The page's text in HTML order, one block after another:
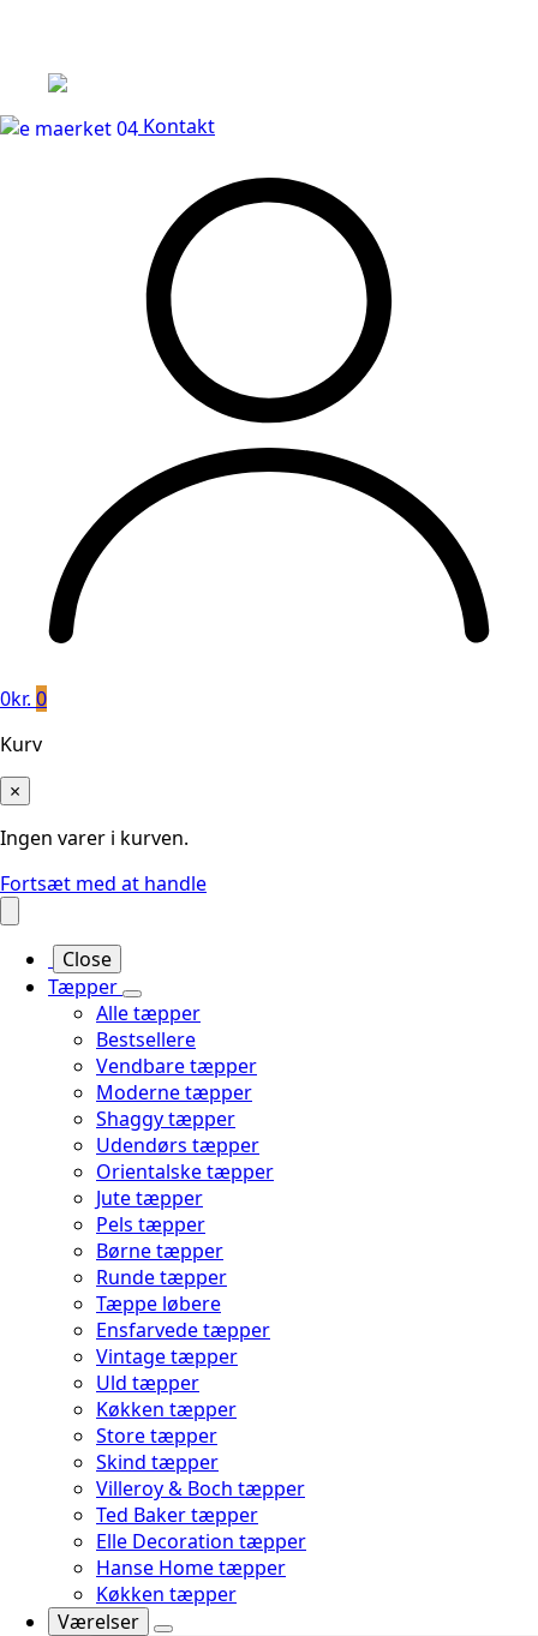
Kontakt
0kr. 0
Kurv
×
Ingen varer i kurven.
Fortsæt med at handle
Close
Tæpper
Alle tæpper
Bestsellere
Vendbare tæpper
Moderne tæpper
Shaggy tæpper
Udendørs tæpper
Orientalske tæpper
Jute tæpper
Pels tæpper
Børne tæpper
Runde tæpper
Tæppe løbere
Ensfarvede tæpper
Vintage tæpper
Uld tæpper
Køkken tæpper
Store tæpper
Skind tæpper
Villeroy & Boch tæpper
Ted Baker tæpper
Elle Decoration tæpper
Hanse Home tæpper
Køkken tæpper
Værelser